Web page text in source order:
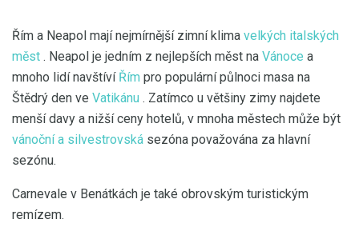
Řím a Neapol mají nejmírnější zimní klima velkých italských
měst . Neapol je jedním z nejlepších měst na Vánoce a
mnoho lidí navštíví Řím pro populární půlnoci masa na
Štědrý den ve Vatikánu . Zatímco u většiny zimy najdete
menší davy a nižší ceny hotelů, v mnoha městech může být
vánoční a silvestrovská sezóna považována za hlavní
sezónu.
Carnevale v Benátkách je také obrovským turistickým
remízem.